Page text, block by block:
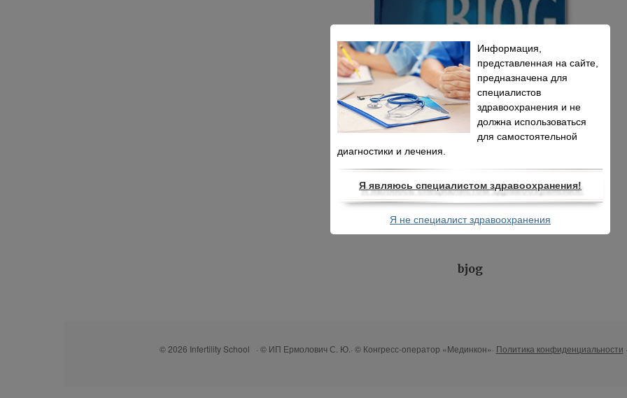
bjog
© 2026 Infertility School · © ИП Ермолович С. Ю.· © Конгресс-оператор «Мединкон»· Политика конфиденциальности
Информация,
представленная на сайте,
предназначена для
специалистов
здравоохранения и не
должна использоваться
для самостоятельной
диагностики и лечения.
Я являюсь специалистом здравоохранения!
Я не специалист здравоохранения